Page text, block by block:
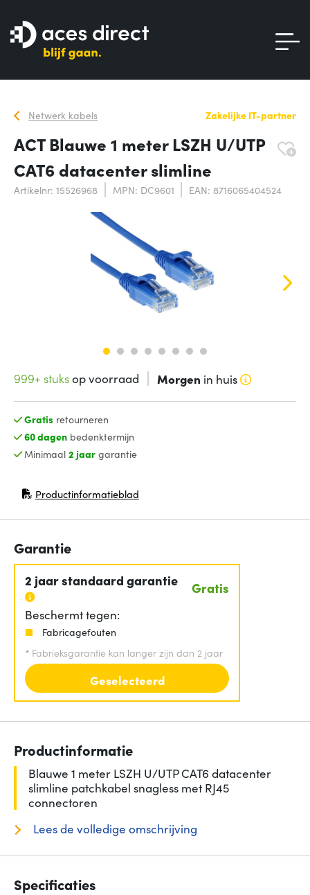
Netwerk kabels Zakelijke IT-partner
ACT Blauwe 1 meter LSZH U/UTP
CAT6 datacenter slimline
Artikelnr: 15526968 MPN: DC9601 EAN: 8716065404524
999+ stuksop voorraad Morgen in huis
Gratis retourneren
60 dagenbedenktermijn
Minimaal 2 jaargarantie
Productinformatieblad
(opent in nieuw venster)
Garantie
2 jaar standaard garantie Gratis
Beschermt tegen:
Fabricagefouten
* Fabrieksgarantie kan langer zijn dan 2 jaar
Geselecteerd
Productinformatie
Blauwe 1 meter LSZH U/UTP CAT6 datacenter
slimline patchkabel snagless met RJ45
connectoren
Lees de volledige omschrijving
Specificaties